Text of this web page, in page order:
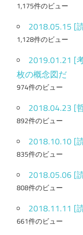
1,175件のビュー
2018.05.15 [
1,128件のビュー
2019.01.21 [
枚の概念図だ
974件のビュー
2018.04.23 [
892件のビュー
2018.10.10 [
835件のビュー
2018.05.06 [
808件のビュー
2018.11.11 [
661件のビュー